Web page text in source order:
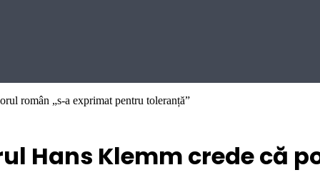
român „s-a exprimat pentru toleranță”
Hans Klemm crede că